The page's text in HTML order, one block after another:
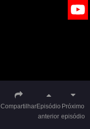
CompartilharEpisódio
anterior
Próximo
episódio